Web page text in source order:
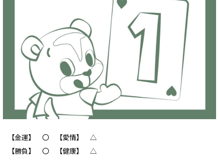
【金運】 〇 【愛情】 △
【勝負】 〇 【健康】 △